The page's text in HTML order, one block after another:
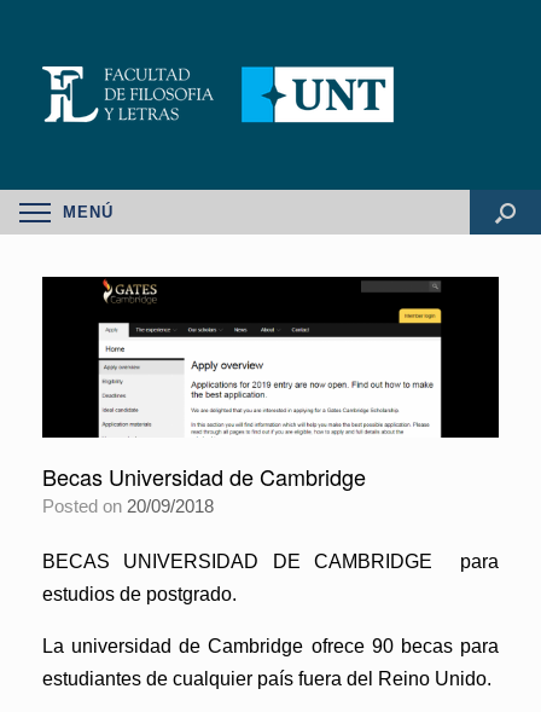
MENÚ
Becas Universidad de Cambridge
Posted on 20/09/2018
BECAS UNIVERSIDAD DE CAMBRIDGE para
estudios de postgrado.
La universidad de Cambridge ofrece 90 becas para
estudiantes de cualquier país fuera del Reino Unido.